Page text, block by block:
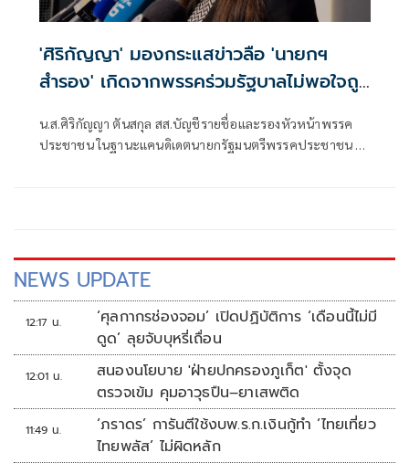
'ศิริกัญญา' มองกระแสข่าวลือ 'นายกฯ
สำรอง' เกิดจากพรรคร่วมรัฐบาลไม่พอใจถูก
น.ส.ศิริกัญญา ตันสกุล สส.บัญชีรายชื่อและรองหัวหน้าพรรค
ประชาชน ในฐานะแคนดิเดตนายกรัฐมนตรีพรรคประชาชน ให้
NEWS UPDATE
12:17 น.
‘ศุลกากรช่องจอม’ เปิดปฏิบัติการ ‘เดือนนี้ไม่มี
ดูด’ ลุยจับบุหรี่เถื่อน
12:01 น.
สนองนโยบาย 'ฝ่ายปกครองภูเก็ต' ตั้งจุด
ตรวจเข้ม คุมอาวุธปืน–ยาเสพติด
11:49 น.
‘ภราดร’ การันตีใช้งบพ.ร.ก.เงินกู้ทำ ‘ไทยเที่ยว
ไทยพลัส’ ไม่ผิดหลัก